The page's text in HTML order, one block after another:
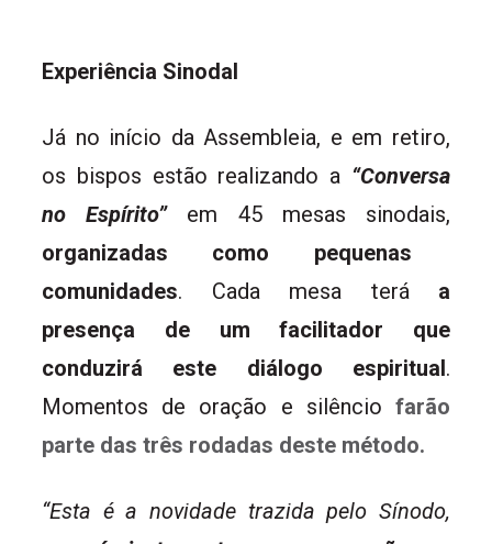
Experiência Sinodal
Já no início da Assembleia, e em retiro,
os bispos estão realizando a “Conversa
no Espírito” em 45 mesas sinodais,
organizadas como pequenas
comunidades. Cada mesa terá a
presença de um facilitador que
conduzirá este diálogo espiritual.
Momentos de oração e silêncio farão
parte das três rodadas deste método.
“Esta é a novidade trazida pelo Sínodo,